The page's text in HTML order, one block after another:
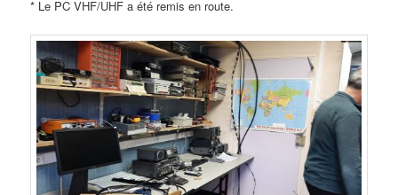
* Le PC VHF/UHF a été remis en route.